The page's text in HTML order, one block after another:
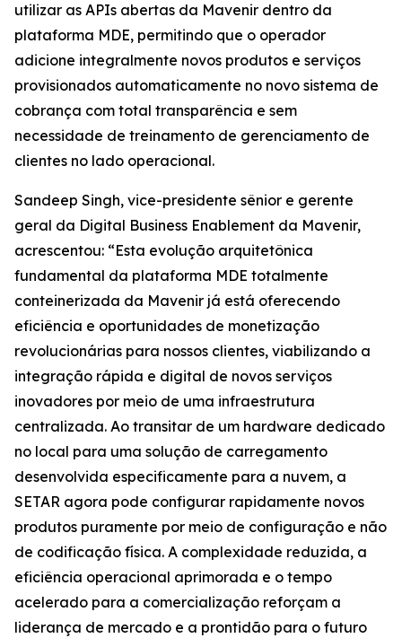
utilizar as APIs abertas da Mavenir dentro da
plataforma MDE, permitindo que o operador
adicione integralmente novos produtos e serviços
provisionados automaticamente no novo sistema de
cobrança com total transparência e sem
necessidade de treinamento de gerenciamento de
clientes no lado operacional.
Sandeep Singh, vice-presidente sênior e gerente
geral da Digital Business Enablement da Mavenir,
acrescentou: “Esta evolução arquitetônica
fundamental da plataforma MDE totalmente
conteinerizada da Mavenir já está oferecendo
eficiência e oportunidades de monetização
revolucionárias para nossos clientes, viabilizando a
integração rápida e digital de novos serviços
inovadores por meio de uma infraestrutura
centralizada. Ao transitar de um hardware dedicado
no local para uma solução de carregamento
desenvolvida especificamente para a nuvem, a
SETAR agora pode configurar rapidamente novos
produtos puramente por meio de configuração e não
de codificação física. A complexidade reduzida, a
eficiência operacional aprimorada e o tempo
acelerado para a comercialização reforçam a
liderança de mercado e a prontidão para o futuro